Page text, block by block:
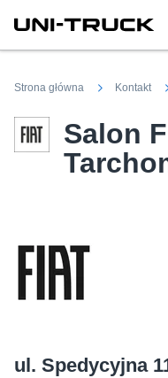
Strona główna Kontakt
Salon
ul. Spedycyjna